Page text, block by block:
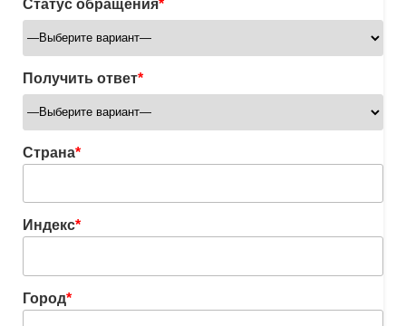
Статус обращения*
Получить ответ*
Страна*
Индекс*
Город*